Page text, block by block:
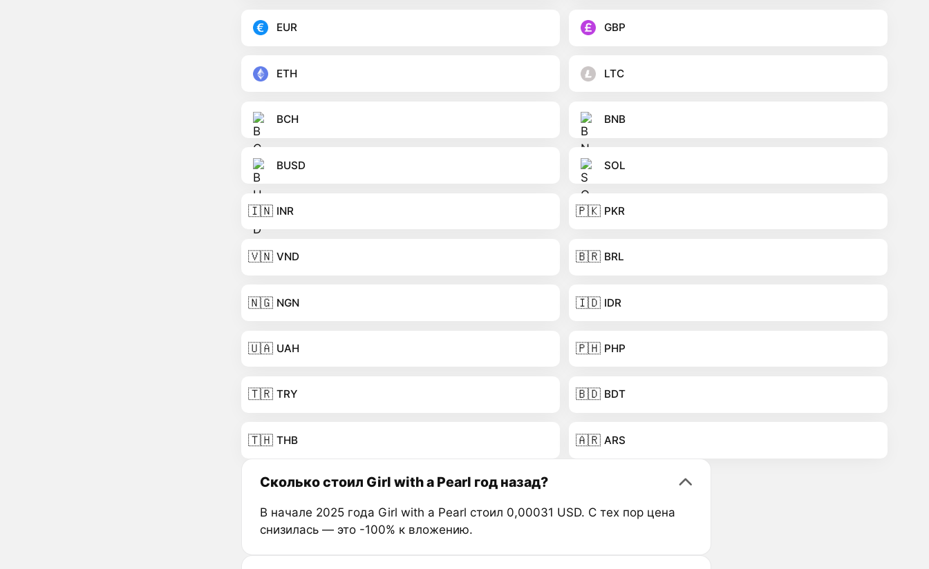
EUR GBP
ETH LTC
BCH BNB
BUSD SOL
🇮🇳 INR 🇵🇰 PKR
🇻🇳 VND 🇧🇷 BRL
🇳🇬 NGN 🇮🇩 IDR
🇺🇦 UAH 🇵🇭 PHP
🇹🇷 TRY 🇧🇩 BDT
🇹🇭 THB 🇦🇷 ARS
Сколько стоил Girl with a Pearl год назад?
В начале 2025 года Girl with a Pearl стоил 0,00031 USD. С тех пор цена
снизилась — это -100% к вложению.